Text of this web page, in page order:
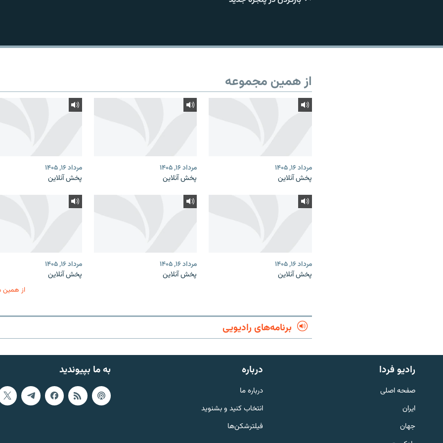
English
به ما بپیوندید
از همین مجموعه
مرداد ۱۶, ۱۴۰۵
پخش آنلاین
مرداد ۱۶, ۱۴۰۵
پخش آنلاین
مرداد ۱۶, ۱۴۰۵
پخش آنلاین
مرداد ۱۶, ۱۴۰۵
پخش آنلاین
مرداد ۱۶, ۱۴۰۵
پخش آنلاین
مرداد ۱۶, ۱۴۰۵
پخش آنلاین
از همین
برنامه‌های رادیویی
به ما بپیوندید رادیو فردا
صفحه اصلی
ایران
جهان
درباره
درباره ما
انتخاب کنید و بشنوید
فیلترشکن‌ها